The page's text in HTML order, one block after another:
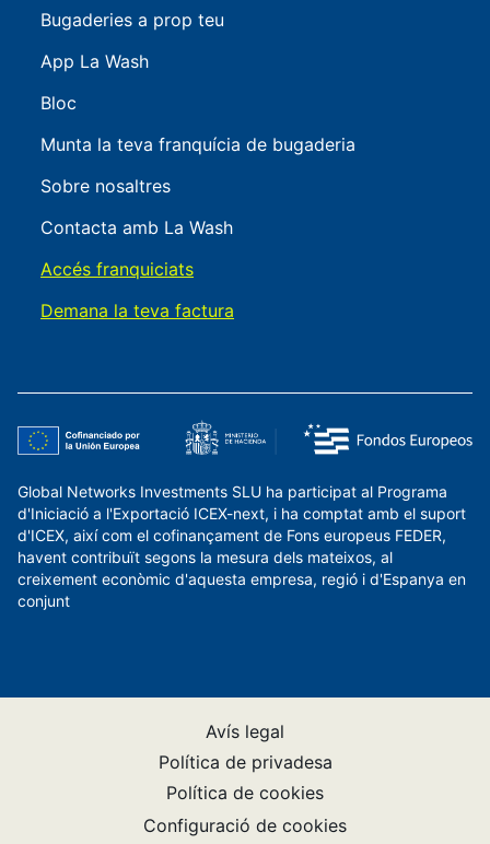
Bugaderies a prop teu
App La Wash
Bloc
Munta la teva franquícia de bugaderia
Sobre nosaltres
Contacta amb La Wash
Accés franquiciats
Demana la teva factura
Global Networks Investments SLU ha participat al Programa
d'Iniciació a l'Exportació ICEX-next, i ha comptat amb el suport
d'ICEX, així com el cofinançament de Fons europeus FEDER,
havent contribuït segons la mesura dels mateixos, al
creixement econòmic d'aquesta empresa, regió i d'Espanya en
conjunt
Avís legal
Política de privadesa
Política de cookies
Configuració de cookies